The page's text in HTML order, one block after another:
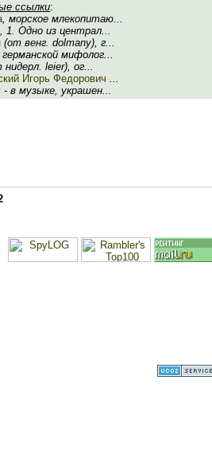
ссылки:
, морское млекопитаю...
, 1. Одно из централ...
(от венг. dolmany), г...
мифолог...
нидерл. leier), ог...
Игорь Федорович ...
- в музыке, украшен...